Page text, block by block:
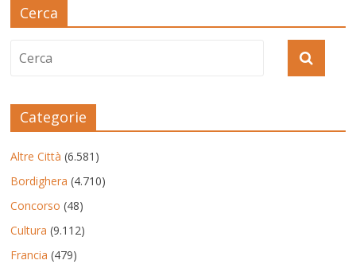
Cerca
Categorie
Altre Città (6.581)
Bordighera (4.710)
Concorso (48)
Cultura (9.112)
Francia (479)